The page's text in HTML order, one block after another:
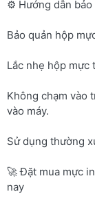
⚙️ Hướng dẫn
Bảo quản hộp
Lắc nhẹ hộp mực
Không chạm vào
vào máy.
Sử dụng thường
🚀 Đặt mua mực
nay